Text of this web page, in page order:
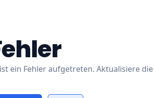
ein Fehler aufgetreten. Aktualisiere